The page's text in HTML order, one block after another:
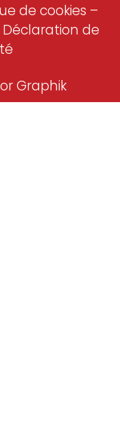
de cookies –
Déclaration de
Graphik